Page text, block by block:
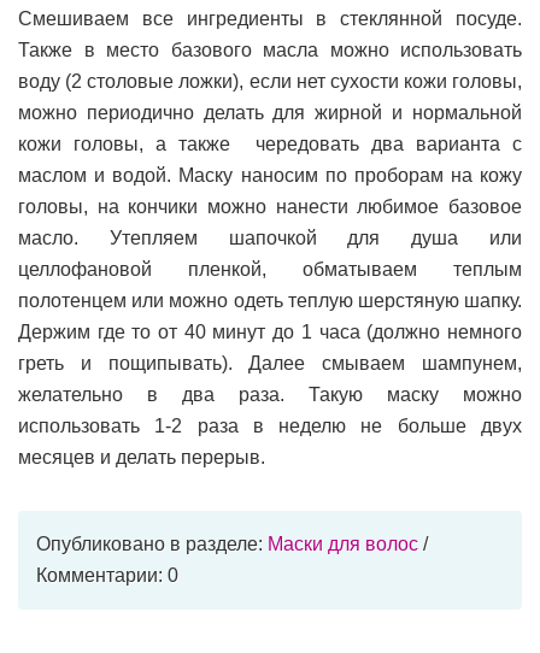
Смешиваем все ингредиенты в стеклянной посуде.
Также в место базового масла можно использовать
воду (2 столовые ложки), если нет сухости кожи головы,
можно периодично делать для жирной и нормальной
кожи головы, а также чередовать два варианта с
маслом и водой. Маску наносим по проборам на кожу
головы, на кончики можно нанести любимое базовое
масло. Утепляем шапочкой для душа или
целлофановой пленкой, обматываем теплым
полотенцем или можно одеть теплую шерстяную шапку.
Держим где то от 40 минут до 1 часа (должно немного
греть и пощипывать). Далее смываем шампунем,
желательно в два раза. Такую маску можно
использовать 1-2 раза в неделю не больше двух
месяцев и делать перерыв.
Опубликовано в разделе: Маски для волос /
Комментарии: 0